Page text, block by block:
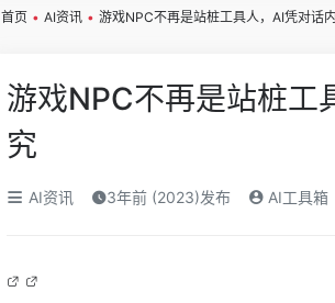
首页 • AI资讯 • 游戏NPC不再是站桩工具人，AI凭对话
游戏NPC不再是站桩工
究
AI资讯 3年前 (2023)发布 AI工具箱